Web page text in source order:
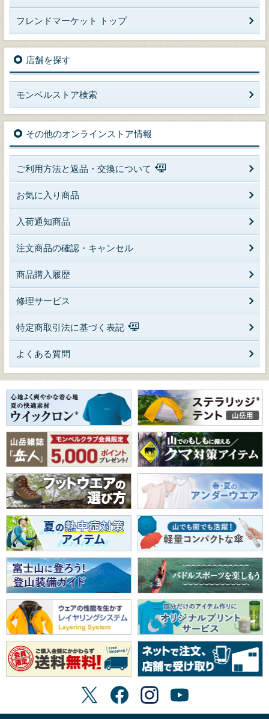
フレンドマーケット トップ
店舗を探す
モンベルストア検索
その他のオンラインストア情報
ご利用方法と返品・交換について
お気に入り商品
入荷通知商品
注文商品の確認・キャンセル
商品購入履歴
修理サービス
特定商取引法に基づく表記
よくある質問